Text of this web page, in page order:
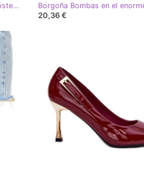
Borgoña Bombas barnizadas en un poste de batuma masivo rojo
20,36 €